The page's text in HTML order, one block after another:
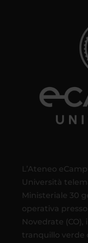
L’Ateneo
Università
Ministeriale 30
operativa
Novedrate
tranquillo verde